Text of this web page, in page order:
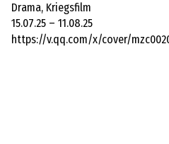
Drama, Kriegsfilm
15.07.25 – 11.08.25
https://v.qq.com/x/cover/